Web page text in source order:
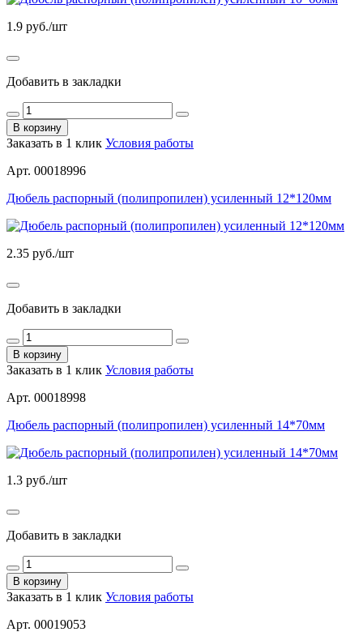
1.9 руб./шт
Добавить в закладки
В корзину
Заказать в 1 клик Условия работы
Арт. 00018996
Дюбель распорный (полипропилен) усиленный 12*120мм
2.35 руб./шт
Добавить в закладки
В корзину
Заказать в 1 клик Условия работы
Арт. 00018998
Дюбель распорный (полипропилен) усиленный 14*70мм
1.3 руб./шт
Добавить в закладки
В корзину
Заказать в 1 клик Условия работы
Арт. 00019053